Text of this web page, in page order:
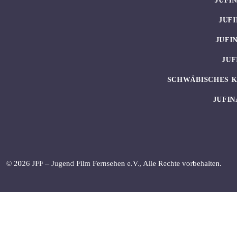
SCHWÄBISCHES
© 2026 JFF – Jugend Film Fernsehen e.V., Alle Rechte vorbehalten.